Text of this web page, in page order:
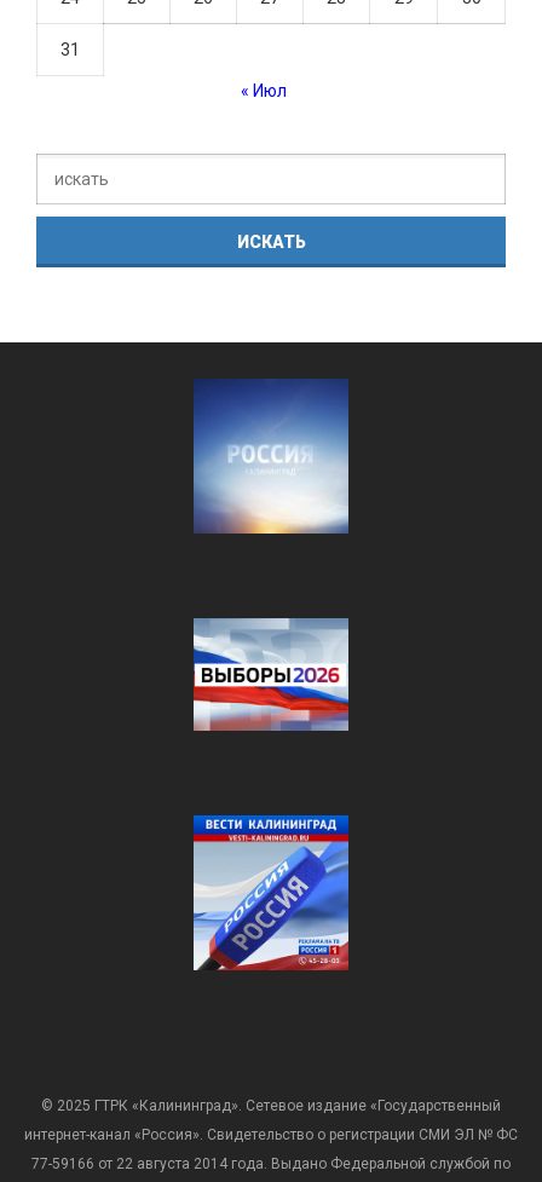
31
« Июл
© 2025 ГТРК «Калининград». Сетевое издание «Государственный
интернет-канал «Россия». Свидетельство о регистрации СМИ ЭЛ № ФС
77-59166 от 22 августа 2014 года. Выдано Федеральной службой по